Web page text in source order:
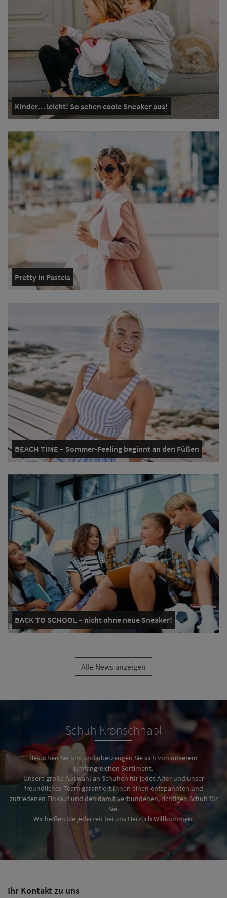
Kinder… leicht! So sehen coole Sneaker aus!
Pretty in Pastels
BEACH TIME – Sommer-Feeling beginnt an den Füßen
BACK TO SCHOOL – nicht ohne neue Sneaker!
Alle News anzeigen
Schuh Kronschnabl
Besuchen Sie uns und überzeugen Sie sich von unserem
umfangreichen Sortiment.
Unsere große Auswahl an Schuhen für jedes Alter und unser
freundliches Team garantiert Ihnen einen entspannten und
zufriedenen Einkauf und den damit verbundenen, richtigen Schuh für
Sie.
Wir heißen Sie jederzeit bei uns Herzlich Willkommen.
Ihr Kontakt zu uns